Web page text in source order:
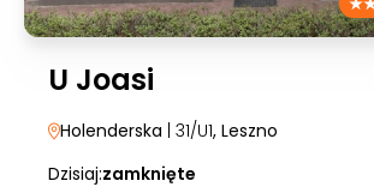
U Joasi
Holenderska | 31/U1, Leszno
Dzisiaj:zamknięte